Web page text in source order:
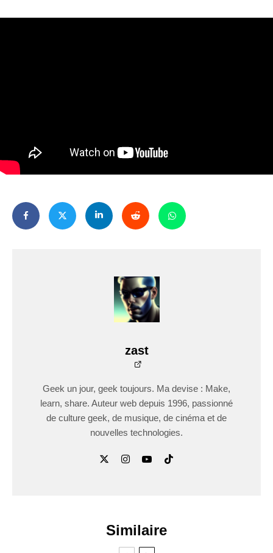
zast
Geek un jour, geek toujours. Ma devise : Make,
learn, share. Auteur web depuis 1996, passionné
de culture geek, de musique, de cinéma et de
nouvelles technologies.
Similaire